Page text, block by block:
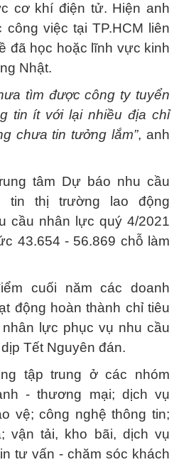
cơ khí điện tử. Hiện anh
việc tại TP.HCM liên
đã học hoặc lĩnh vực kinh
Nhật.
tìm được công ty tuyển
tin ít với lại nhiều địa chỉ
chưa tin tưởng lắm”, anh
tâm Dự báo nhu cầu
tin thị trường lao động
cầu nhân lực quý 4/2021
43.654 - 56.869 chỗ làm
cuối năm các doanh
động hoàn thành chỉ tiêu
lực phục vụ nhu cầu
Tết Nguyên đán.
tập trung ở các nhóm
- thương mại; dịch vụ
vệ; công nghệ thông tin;
vận tải, kho bãi, dịch vụ
tư vấn - chăm sóc khách